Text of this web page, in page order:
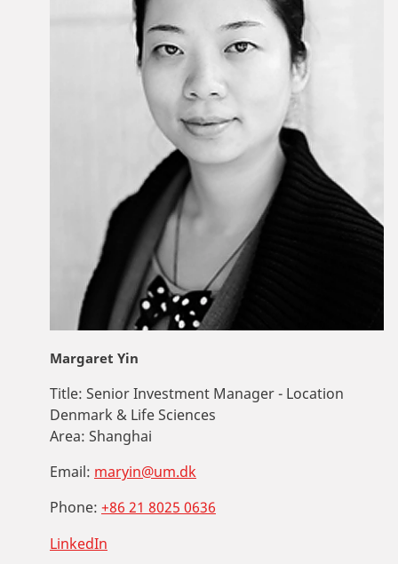
Margaret Yin
Title: Senior Investment Manager - Location
Denmark & Life Sciences
Area: Shanghai
Email: maryin@um.dk
Phone: +86 21 8025 0636
LinkedIn